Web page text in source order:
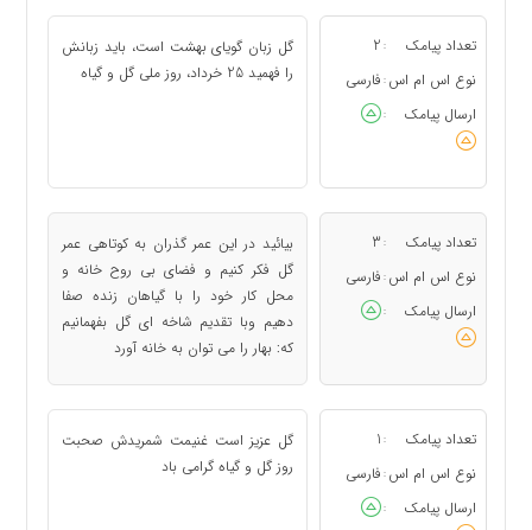
تعداد پیامک :
2
نوع اس ام اس : فارسی
ارسال پیامک
:
گل زبان گویای بهشت است، باید زبانش
را فهمید 25 خرداد، روز ملی گل و گیاه
تعداد پیامک :
3
نوع اس ام اس : فارسی
ارسال پیامک
:
بیائید در این عمر گذران به کوتاهی عمر
گل فکر کنیم و فضای بی روح خانه و
محل کار خود را با گیاهان زنده صفا
دهیم وبا تقدیم شاخه ای گل بفهمانیم
که: بهار را می توان به خانه آورد
تعداد پیامک :
1
نوع اس ام اس : فارسی
ارسال پیامک
:
گل عزیز است غنیمت شمریدش صحبت
روز گل و گیاه گرامی باد